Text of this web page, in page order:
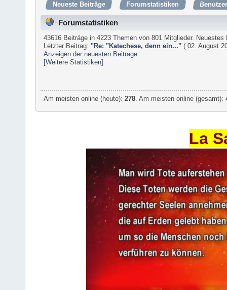
Neueste Beiträge Forumstatistiken
Forumstatistiken
43616 Beiträge in 4223 Themen von 801 Mitglieder.
Letzter Beitrag: "Re: "Katechese, denn ein..." ( 02. August
Anzeigen der neuesten Beiträge
[Weitere Statistiken]
Am meisten online (heute):278 . Am meisten online
La